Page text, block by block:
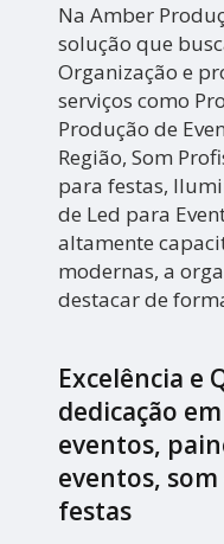
Na Amber
solução que
Organização e
serviços como
Produção de
Região, Som
para festas,
de Led para
altamente
modernas, a
destacar de
Excelência e
dedicação
eventos,
eventos,
festas